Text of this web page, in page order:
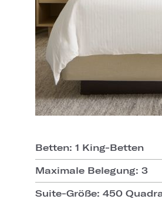
Betten: 1 King-Betten
Maximale Belegung: 3
Suite-Größe: 450